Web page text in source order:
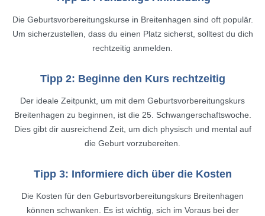
Die Geburtsvorbereitungskurse in Breitenhagen sind oft populär.
Um sicherzustellen, dass du einen Platz sicherst, solltest du dich
rechtzeitig anmelden.
Tipp 2: Beginne den Kurs rechtzeitig
Der ideale Zeitpunkt, um mit dem Geburtsvorbereitungskurs
Breitenhagen zu beginnen, ist die 25. Schwangerschaftswoche.
Dies gibt dir ausreichend Zeit, um dich physisch und mental auf
die Geburt vorzubereiten.
Tipp 3: Informiere dich über die Kosten
Die Kosten für den Geburtsvorbereitungskurs Breitenhagen
können schwanken. Es ist wichtig, sich im Voraus bei der